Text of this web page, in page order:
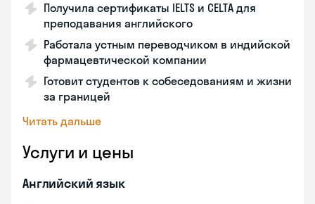
Получила сертификаты IELTS и CELTA для
преподавания английского
Работала устным переводчиком в индийской
фармацевтической компании
Готовит студентов к собеседованиям и жизни
за границей
Читать дальше
Услуги и цены
Английский язык